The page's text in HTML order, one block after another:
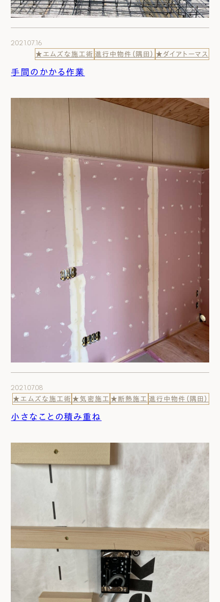
2021.07.16
★エムズな施工術 進行中物件（隅田） ★ダイアトーマス
手間のかかる作業
2021.07.08
★エムズな施工術 ★気密施工 ★断熱施工 進行中物件（隅田）
小さなことの積み重ね